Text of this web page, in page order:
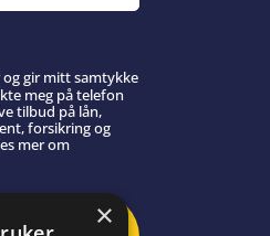
og gir mitt samtykke
meg på telefon
tilbud på lån,
forsikring og
mer om
×